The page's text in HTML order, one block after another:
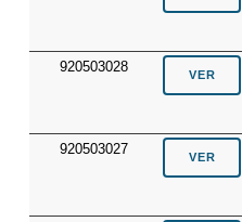
920503028
920503027